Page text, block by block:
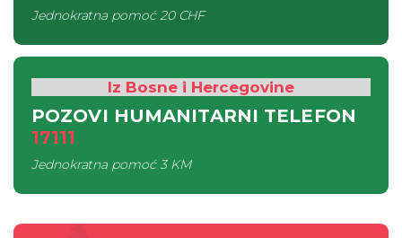
Jednokratna pomoć20 CHF
Iz Bosne i Hercegovine
POZOVI HUMANITARNI TELEFON
17111
Jednokratna pomoć3 KM